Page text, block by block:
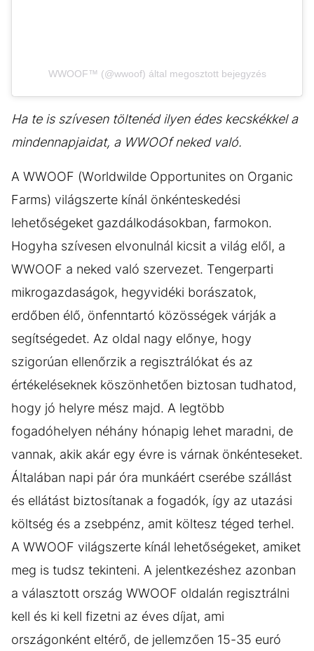
WWOOF™ (@wwoof) által megosztott bejegyzés
Ha te is szívesen töltenéd ilyen édes kecskékkel a
mindennapjaidat, a WWOOf neked való.
A WWOOF (Worldwilde Opportunites on Organic
Farms) világszerte kínál önkénteskedési
lehetőségeket gazdálkodásokban, farmokon.
Hogyha szívesen elvonulnál kicsit a világ elől, a
WWOOF a neked való szervezet. Tengerparti
mikrogazdaságok, hegyvidéki borászatok,
erdőben élő, önfenntartó közösségek várják a
segítségedet. Az oldal nagy előnye, hogy
szigorúan ellenőrzik a regisztrálókat és az
értékeléseknek köszönhetően biztosan tudhatod,
hogy jó helyre mész majd. A legtöbb
fogadóhelyen néhány hónapig lehet maradni, de
vannak, akik akár egy évre is várnak önkénteseket.
Általában napi pár óra munkáért cserébe szállást
és ellátást biztosítanak a fogadók, így az utazási
költség és a zsebpénz, amit költesz téged terhel.
A WWOOF világszerte kínál lehetőségeket, amiket
meg is tudsz tekinteni. A jelentkezéshez azonban
a választott ország WWOOF oldalán regisztrálni
kell és ki kell fizetni az éves díjat, ami
országonként eltérő, de jellemzően 15-35 euró